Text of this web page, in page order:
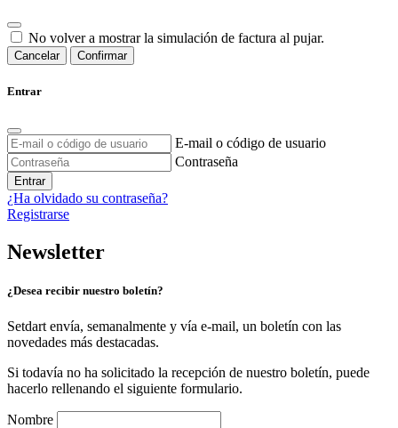
No volver a mostrar la simulación de factura al pujar.
Cancelar Confirmar
Entrar
E-mail o código de usuario
Contraseña
Entrar
¿Ha olvidado su contraseña?
Registrarse
Newsletter
¿Desea recibir nuestro boletín?
Setdart envía, semanalmente y vía e-mail, un boletín con las
novedades más destacadas.
Si todavía no ha solicitado la recepción de nuestro boletín, puede
hacerlo rellenando el siguiente formulario.
Nombre